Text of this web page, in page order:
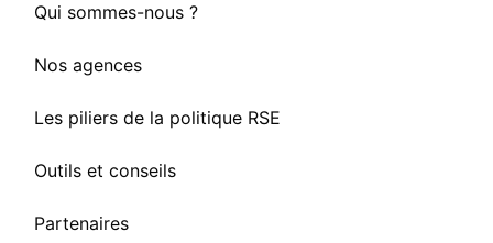
Qui sommes-nous ?
Nos agences
Les piliers de la politique RSE
Outils et conseils
Partenaires